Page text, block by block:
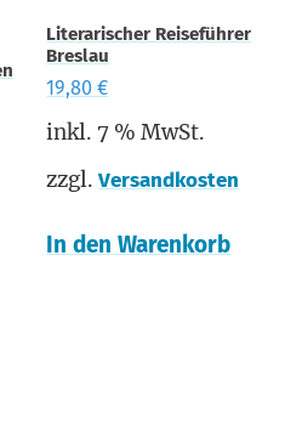
Literarischer Reiseführer
Breslau
19,80€
inkl. 7 % MwSt.
zzgl.Versandkosten
In den Warenkorb